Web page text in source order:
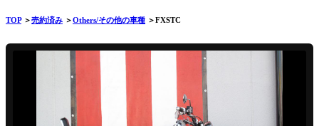
TOP＞売約済み ＞Others/その他の車種 ＞FXSTC